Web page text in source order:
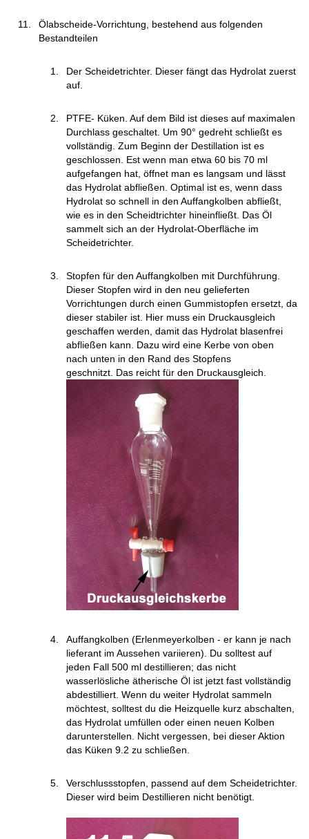
Ölabscheide-Vorrichtung, bestehend aus folgenden
Bestandteilen
Der Scheidetrichter. Dieser fängt das Hydrolat zuerst
auf.
PTFE- Küken. Auf dem Bild ist dieses auf maximalen
Durchlass geschaltet. Um 90° gedreht schließt es
vollständig. Zum Beginn der Destillation ist es
geschlossen. Est wenn man etwa 60 bis 70 ml
aufgefangen hat, öffnet man es langsam und lässt
das Hydrolat abfließen. Optimal ist es, wenn dass
Hydrolat so schnell in den Auffangkolben abfließt,
wie es in den Scheidtrichter hineinfließt. Das Öl
sammelt sich an der Hydrolat-Oberfläche im
Scheidetrichter.
Stopfen für den Auffangkolben mit Durchführung.
Dieser Stopfen wird in den neu gelieferten
Vorrichtungen durch einen Gummistopfen ersetzt, da
dieser stabiler ist. Hier muss ein Druckausgleich
geschaffen werden, damit das Hydrolat blasenfrei
abfließen kann. Dazu wird eine Kerbe von oben
nach unten in den Rand des Stopfens
geschnitzt. Das reicht für den Druckausgleich.
Auffangkolben (Erlenmeyerkolben - er kann je nach
lieferant im Aussehen variieren). Du solltest auf
jeden Fall 500 ml destillieren; das nicht
wasserlösliche ätherische Öl ist jetzt fast vollständig
abdestilliert. Wenn du weiter Hydrolat sammeln
möchtest, solltest du die Heizquelle kurz abschalten,
das Hydrolat umfüllen oder einen neuen Kolben
darunterstellen. Nicht vergessen, bei dieser Aktion
das Küken 9.2 zu schließen.
Verschlussstopfen, passend auf dem Scheidetrichter.
Dieser wird beim Destillieren nicht benötigt.